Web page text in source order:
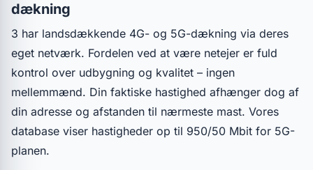
dækning
3 har landsdækkende 4G- og 5G-dækning via deres
eget netværk. Fordelen ved at være netejer er fuld
kontrol over udbygning og kvalitet – ingen
mellemmænd. Din faktiske hastighed afhænger dog af
din adresse og afstanden til nærmeste mast. Vores
database viser hastigheder op til 950/50 Mbit for 5G-
planen.